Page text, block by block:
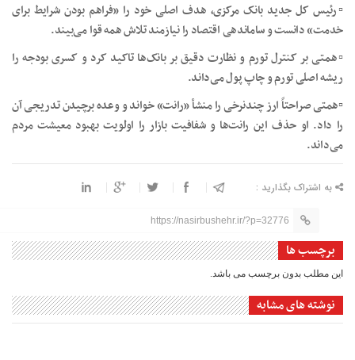
▫️رئیس کل جدید بانک مرکزی، هدف اصلی خود را «فراهم بودن شرایط برای
خدمت» دانست و ساماندهی اقتصاد را نیازمند تلاش همه قوا می‌بیند.
▫️همتی بر کنترل تورم و نظارت دقیق بر بانک‌ها تاکید کرد و کسری بودجه را
ریشه اصلی تورم و چاپ پول می‌داند.
▫️همتی صراحتاً ارز چندنرخی را منشأ «رانت» خواند و وعده برچیدن تدریجی آن
را داد. او حذف این رانت‌ها و شفافیت بازار را اولویت بهبود معیشت مردم
می‌داند.
به اشتراک بگذارید :
https://nasirbushehr.ir/?p=32776
برچسب ها
این مطلب بدون برچسب می باشد.
نوشته های مشابه